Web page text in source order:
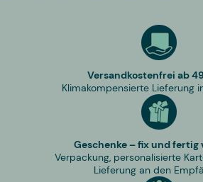
Versandkostenfrei ab
Klimakompensierte Lieferung
Geschenke – fix und
Verpackung, personalisierte
Lieferung an den